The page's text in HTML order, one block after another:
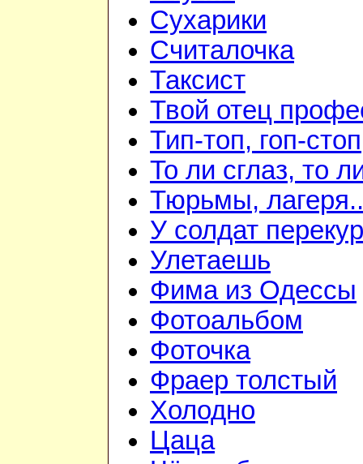
Сухарики
Считалочка
Таксист
Твой отец
Тип-топ, гоп-стоп
То ли сглаз, то
Тюрьмы,
У солдат перекур
Улетаешь
Фима из Одессы
Фотоальбом
Фоточка
Фраер толстый
Холодно
Цаца